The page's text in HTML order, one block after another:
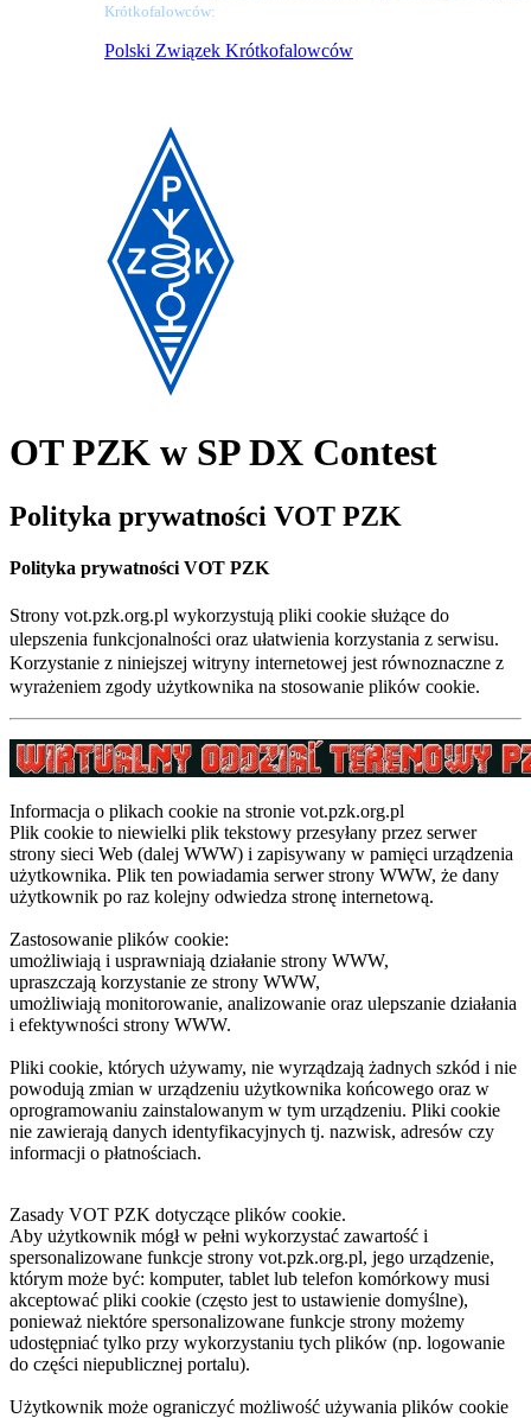
Krótkofalowców:
Polski Związek Krótkofalowców
OT PZK w SP DX Contest
Polityka prywatności VOT PZK
Polityka prywatności VOT PZK
Strony vot.pzk.org.pl wykorzystują pliki cookie służące do
ulepszenia funkcjonalności oraz ułatwienia korzystania z serwisu.
Korzystanie z niniejszej witryny internetowej jest równoznaczne z
wyrażeniem zgody użytkownika na stosowanie plików cookie.
Informacja o plikach cookie na stronie vot.pzk.org.pl
Plik cookie to niewielki plik tekstowy przesyłany przez serwer
strony sieci Web (dalej WWW) i zapisywany w pamięci urządzenia
użytkownika. Plik ten powiadamia serwer strony WWW, że dany
użytkownik po raz kolejny odwiedza stronę internetową.
Zastosowanie plików cookie:
umożliwiają i usprawniają działanie strony WWW,
upraszczają korzystanie ze strony WWW,
umożliwiają monitorowanie, analizowanie oraz ulepszanie działania
i efektywności strony WWW.
Pliki cookie, których używamy, nie wyrządzają żadnych szkód i nie
powodują zmian w urządzeniu użytkownika końcowego oraz w
oprogramowaniu zainstalowanym w tym urządzeniu. Pliki cookie
nie zawierają danych identyfikacyjnych tj. nazwisk, adresów czy
informacji o płatnościach.
Zasady VOT PZK dotyczące plików cookie.
Aby użytkownik mógł w pełni wykorzystać zawartość i
spersonalizowane funkcje strony vot.pzk.org.pl, jego urządzenie,
którym może być: komputer, tablet lub telefon komórkowy musi
akceptować pliki cookie (często jest to ustawienie domyślne),
ponieważ niektóre spersonalizowane funkcje strony możemy
udostępniać tylko przy wykorzystaniu tych plików (np. logowanie
do części niepublicznej portalu).
Użytkownik może ograniczyć możliwość używania plików cookie